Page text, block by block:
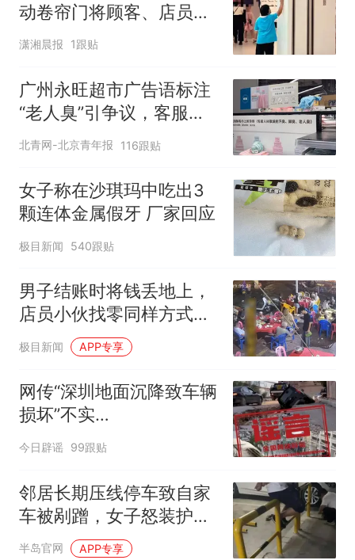
动卷帘门将顾客、店员关
店里，客服：有一家受影
潇湘晨报 1跟贴
广州永旺超市广告语标注
“老人臭”引争议，客服回
应
北青网-北京青年报 116跟贴
女子称在沙琪玛中吃出3
颗连体金属假牙 厂家回应
极目新闻 540跟贴
男子结账时将钱丢地上，
店员小伙找零同样方式回
敬，店主再发声：警方已
联系，店里生意没受影响
极目新闻 APP专享
网传“深圳地面沉降致车辆
损坏”不实
（2026·08·06）
今日辟谣 99跟贴
邻居长期压线停车致自家
车被剐蹭，女子怒装护
栏！可取吗？
半岛官网 APP专享